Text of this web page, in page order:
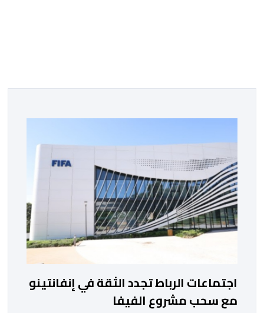
اجتماعات الرباط تجدد الثقة في إنفانتينو
مع سحب مشروع الفيفا